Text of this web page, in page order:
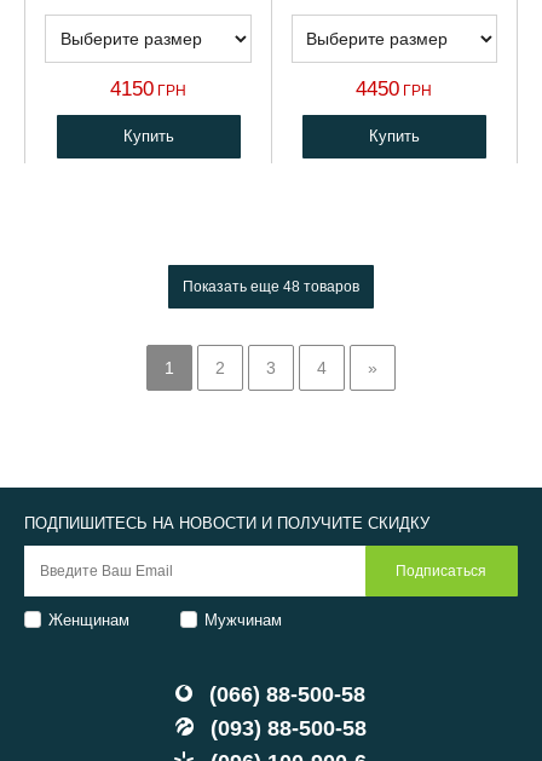
4150 ГРН
Купить
4450 ГРН
Купить
Показать еще 48 товаров
1 2 3 4 »
(066) 88-500-58
(093) 88-500-58
ПОДПИШИТЕСЬ НА НОВОСТИ И ПОЛУЧИТЕ СКИДКУ
Женщинам Мужчинам